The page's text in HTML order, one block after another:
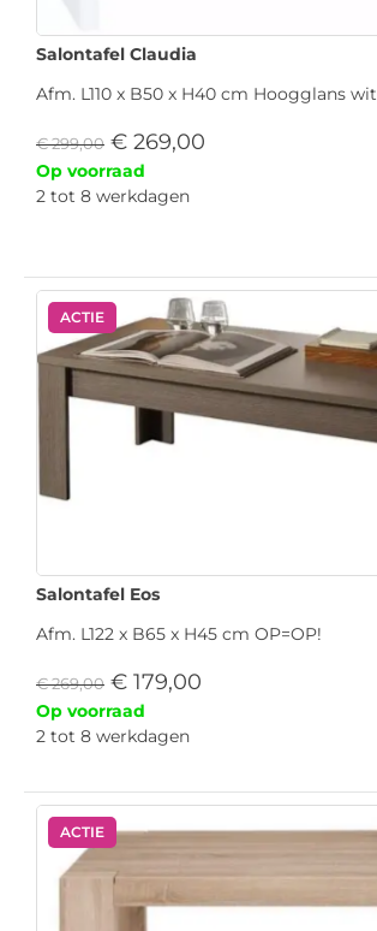
Salontafel Claudia
Afm. L110 x B50 x H40 cm Hoogglans wit
€299,00 € 269,00
Op voorraad
2 tot 8 werkdagen
ACTIE
Salontafel Eos
Afm. L122 x B65 x H45 cm OP=OP!
€269,00 € 179,00
Op voorraad
2 tot 8 werkdagen
ACTIE